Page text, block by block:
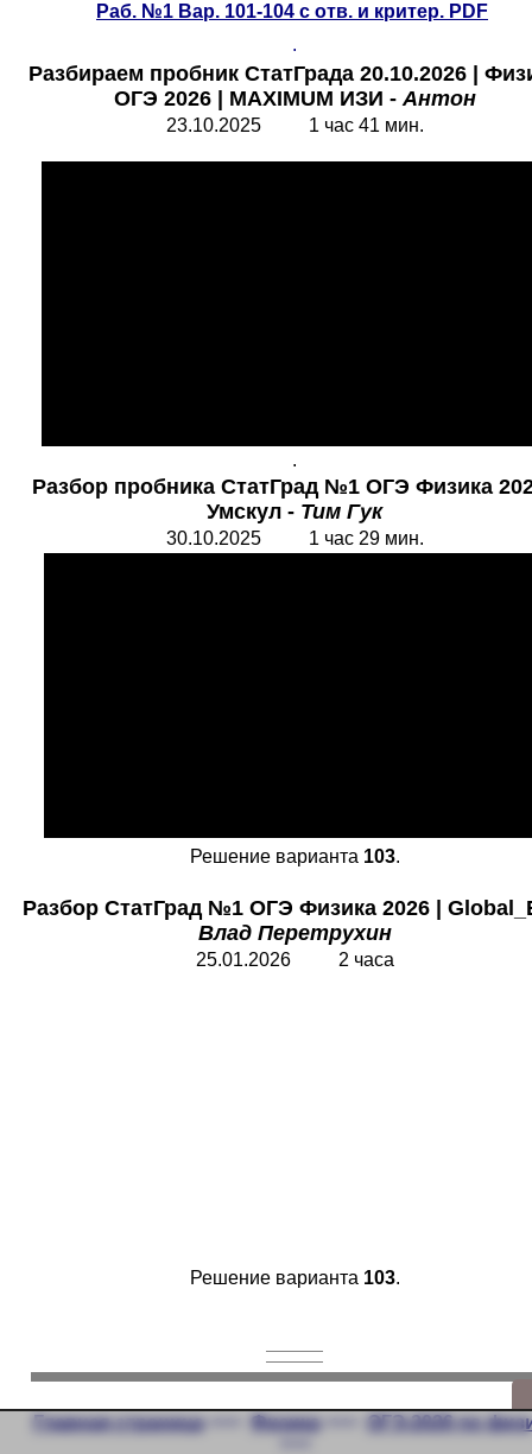
Раб. №1 Вар. 101-104 с отв. и критер. PDF
.
Разбираем пробник СтатГрада 20.10.2026
ОГЭ 2026
| MAXIMUM ИЗИ -Антон
23.10.2025 1 час 41 мин.
.
Разбор пробника СтатГрад №1 ОГЭ Физика
Умскул - Тим Гук
30.10.2025 1 час 29 мин.
Решение варианта 103.
Разбор СтатГрад №1 ОГЭ Физика 2026 G
Влад Перетрухин
25.01.2026 2 часа
Решение варианта 103.
Главная страница<<< Физика<<<
ОГЭ-2026 по